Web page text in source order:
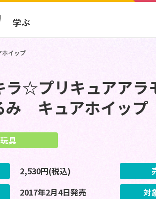
学ぶ
イップ
ラ☆プリキュアア
み キュアホイップ
玩具
2,530円(税込)
2017年2月4日発売 対